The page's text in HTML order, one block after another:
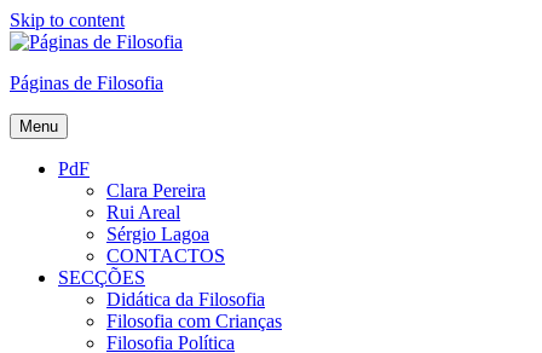
Skip to content
Páginas de Filosofia
Menu
PdF
Clara Pereira
Rui Areal
Sérgio Lagoa
CONTACTOS
SECÇÕES
Didática da Filosofia
Filosofia com Crianças
Filosofia Política